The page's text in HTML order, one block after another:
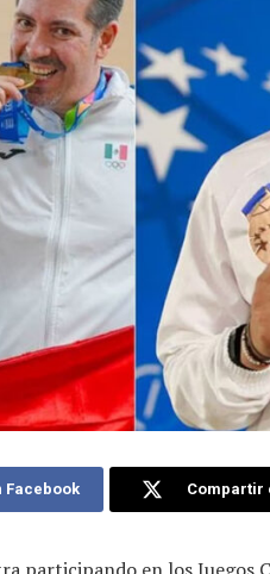
Facebook Compartir